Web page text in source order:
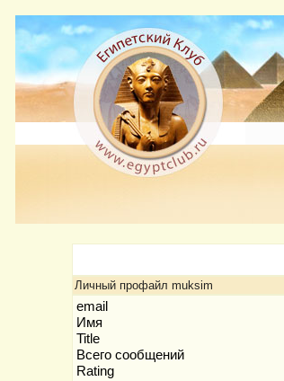
Личный профайл muksim
email
Имя
Title
Всего сообщений
Rating